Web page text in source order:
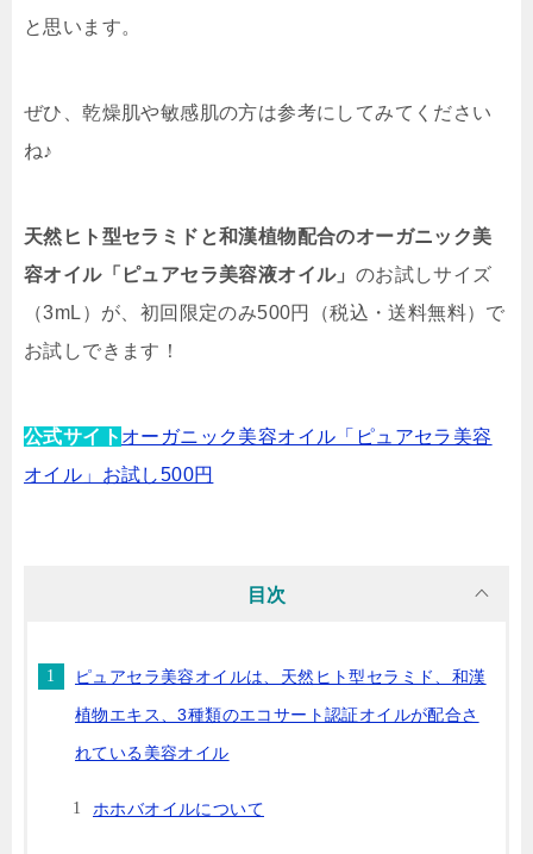
と思います。
ぜひ、乾燥肌や敏感肌の方は参考にしてみてください
ね♪
天然ヒト型セラミドと和漢植物配合のオーガニック美
容オイル「ピュアセラ美容液オイル」 のお試しサイズ
（3mL）が、初回限定のみ500円（税込・送料無料）で
お試しできます！
公式サイト オーガニック美容オイル「ピュアセラ美容
オイル」お試し500円
目次
ピュアセラ美容オイルは、天然ヒト型セラミド、和漢
植物エキス、3種類のエコサート認証オイルが配合さ
れている美容オイル
ホホバオイルについて